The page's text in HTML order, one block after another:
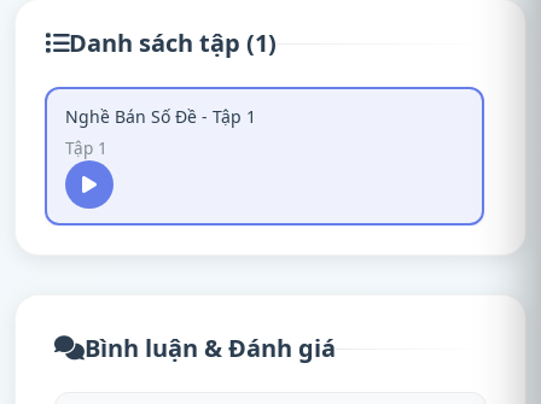
Danh sách tập (1)
Nghề Bán Số Đề - Tập 1
Tập 1
Bình luận & Đánh giá